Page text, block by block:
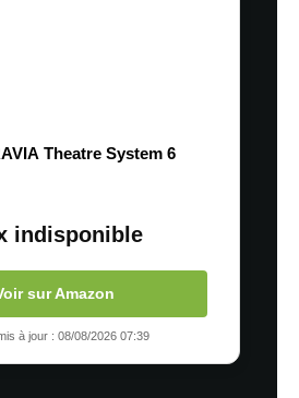
Theatre System 6
indisponible
sur Amazon
à jour : 08/08/2026 07:39